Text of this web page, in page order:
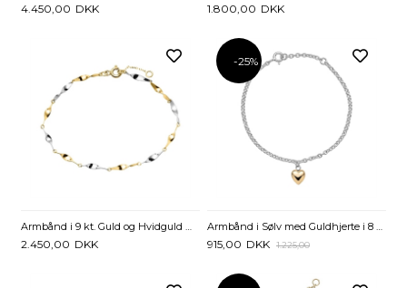
4.450,00 DKK 1.800,00 DKK
Armbånd i 9 kt. Guld og Hvidguld med snoet Led -17 til 19 cm.
2.450,00 DKK
-25%
Armbånd i Sølv med Guldhjerte i 8 kt. - 14 og 16 cm
915,00 DKK 1.225,00